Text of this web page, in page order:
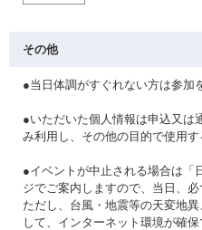
その他
●当日体調がすぐれない方は参加
●いただいた個人情報は申込又は
み利用し、その他の目的で使用す
●イベントが中止される場合は「
ジでご案内しますので、当日、必
ただし、台風・地震等の天変地
して、インターネット環境が確